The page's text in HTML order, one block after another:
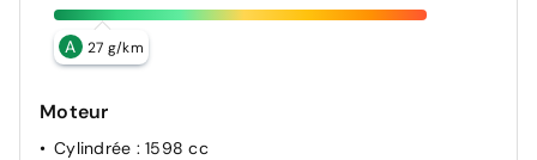
A 27 g/km
Moteur
Cylindrée : 1598 cc